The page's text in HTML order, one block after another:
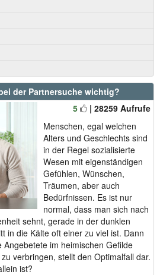
der Partnersuche wichtig?
5
| 28259 Aufrufe
Menschen, egal welchen
Alters und Geschlechts sind
in der Regel sozialisierte
Wesen mit eigenständigen
Gefühlen, Wünschen,
Träumen, aber auch
Bedürfnissen. Es ist nur
normal, dass man sich nach
sehnt, gerade in der dunklen
in die Kälte oft einer zu viel ist. Dann
im heimischen Gefilde
verbringen, stellt den Optimalfall dar.
ist?